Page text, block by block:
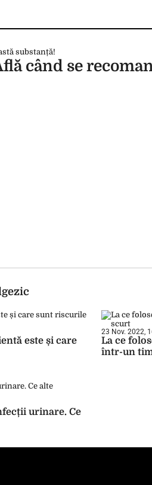
când se
este și care
23 Nov. 2022,
La ce
într-un
urinare. Ce